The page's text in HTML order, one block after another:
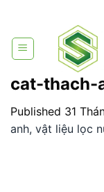
content
cat-thach-
Published 31
anh, vật liệu lọc